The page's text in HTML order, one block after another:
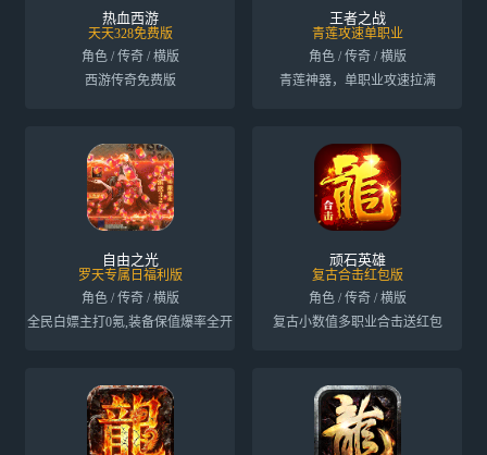
热血西游
天天328免费版
角色 / 传奇 / 横版
西游传奇免费版
王者之战
青莲攻速单职业
角色 / 传奇 / 横版
青莲神器，单职业攻速拉满
自由之光
罗天专属日福利版
角色 / 传奇 / 横版
全民白嫖主打0氪,装备保值爆率全开
顽石英雄
复古合击红包版
角色 / 传奇 / 横版
复古小数值多职业合击送红包